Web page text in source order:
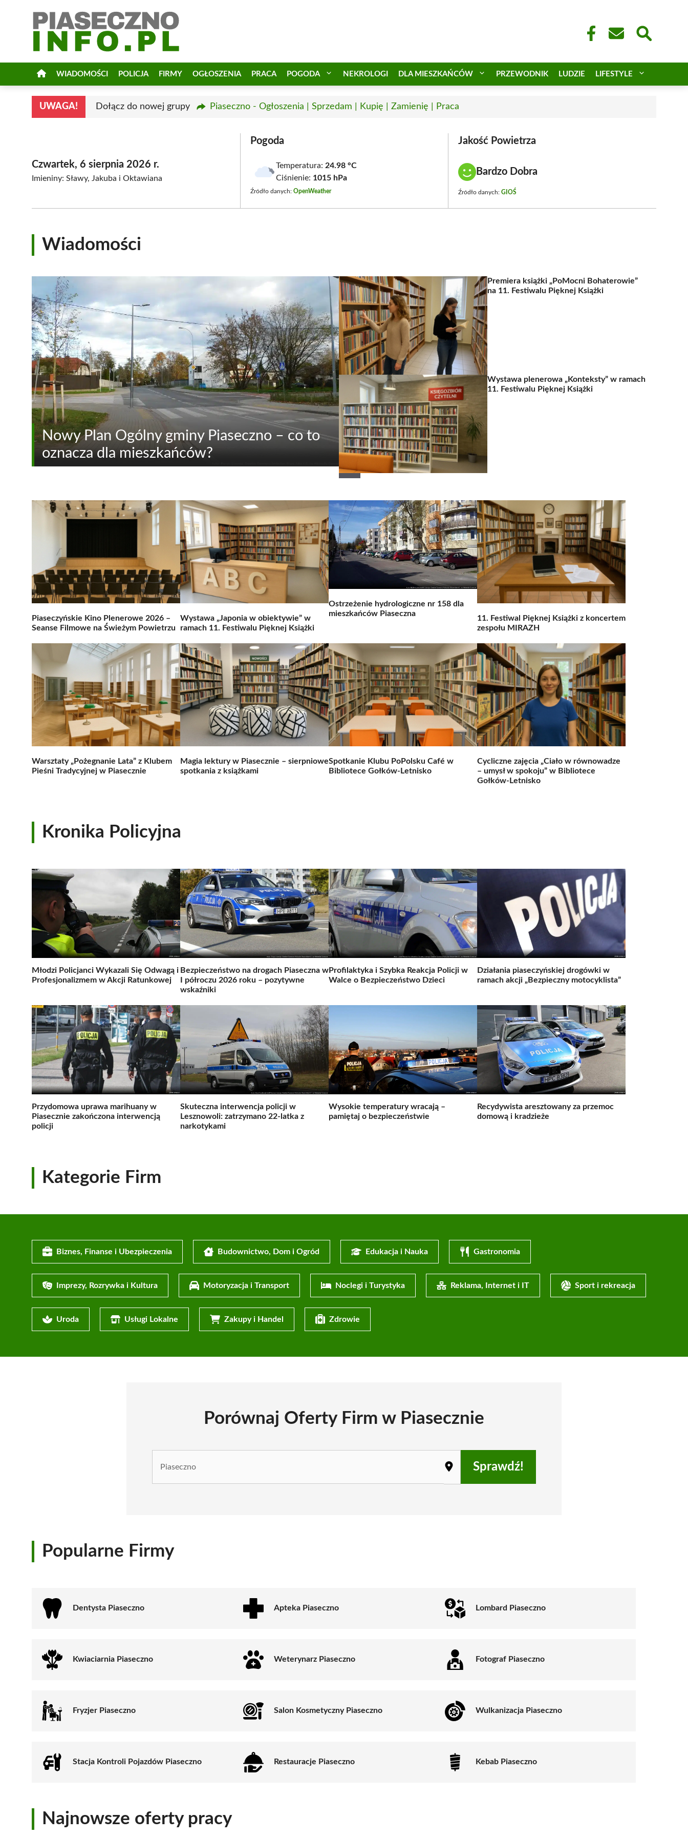
WIADOMOŚCI POLICJA FIRMY OGŁOSZENIA PRACA POGODA NEKROLOGI DLA MIESZKAŃCÓW PRZEWODNIK LUDZIE LIFESTYLE
UWAGA! Dołącz do nowej grupy Piaseczno - Ogłoszenia | Sprzedam | Kupię | Zamienię | Praca
Czwartek, 6 sierpnia 2026 r.
Imieniny: Sławy, Jakuba i Oktawiana
Pogoda
Temperatura: 24.98 °C
Ciśnienie: 1015 hPa
Źródło danych: OpenWeather
Jakość Powietrza
Bardzo Dobra
Źródło danych:GIOŚ
Wiadomości
Nowy Plan Ogólny gminy Piaseczno – co to
oznacza dla mieszkańców?
Premiera książki „PoMocni Bohaterowie”
na 11. Festiwalu Pięknej Książki
Wystawa plenerowa „Konteksty” w ramach
11. Festiwalu Pięknej Książki
Piaseczyńskie Kino Plenerowe 2026 –
Seanse Filmowe na Świeżym Powietrzu
Wystawa „Japonia w obiektywie” w
ramach 11. Festiwalu Pięknej Książki
Ostrzeżenie hydrologiczne nr 158 dla
mieszkańców Piaseczna
11. Festiwal Pięknej Książki z koncertem
zespołu MIRAZH
Warsztaty „Pożegnanie Lata” z Klubem
Pieśni Tradycyjnej w Piasecznie
Magia lektury w Piasecznie – sierpniowe
spotkania z książkami
Spotkanie Klubu PoPolsku Café w
Bibliotece Gołków-Letnisko
Cycliczne zajęcia „Ciało w równowadze
– umysł w spokoju” w Bibliotece
Gołków-Letnisko
Kronika Policyjna
Młodzi Policjanci Wykazali Się Odwagą i
Profesjonalizmem w Akcji Ratunkowej
Bezpieczeństwo na drogach Piaseczna w
I półroczu 2026 roku – pozytywne
wskaźniki
Profilaktyka i Szybka Reakcja Policji w
Walce o Bezpieczeństwo Dzieci
Działania piaseczyńskiej drogówki w
ramach akcji „Bezpieczny motocyklista”
Przydomowa uprawa marihuany w
Piasecznie zakończona interwencją
policji
Skuteczna interwencja policji w
Lesznowoli: zatrzymano 22-latka z
narkotykami
Wysokie temperatury wracają –
pamiętaj o bezpieczeństwie
Recydywista aresztowany za przemoc
domową i kradzieże
Kategorie Firm
Biznes, Finanse i Ubezpieczenia Budownictwo, Dom i Ogród Edukacja i Nauka Gastronomia
Imprezy, Rozrywka i Kultura Motoryzacja i Transport Noclegi i Turystyka Reklama, Internet i IT Sport i rekreacja
Uroda Usługi Lokalne Zakupy i Handel Zdrowie
Porównaj Oferty Firm w Piasecznie
Sprawdź!
Popularne Firmy
Dentysta Piaseczno Apteka Piaseczno Lombard Piaseczno
Kwiaciarnia Piaseczno Weterynarz Piaseczno Fotograf Piaseczno
Fryzjer Piaseczno Salon Kosmetyczny Piaseczno Wulkanizacja Piaseczno
Stacja Kontroli Pojazdów Piaseczno Restauracje Piaseczno Kebab Piaseczno
Najnowsze oferty pracy